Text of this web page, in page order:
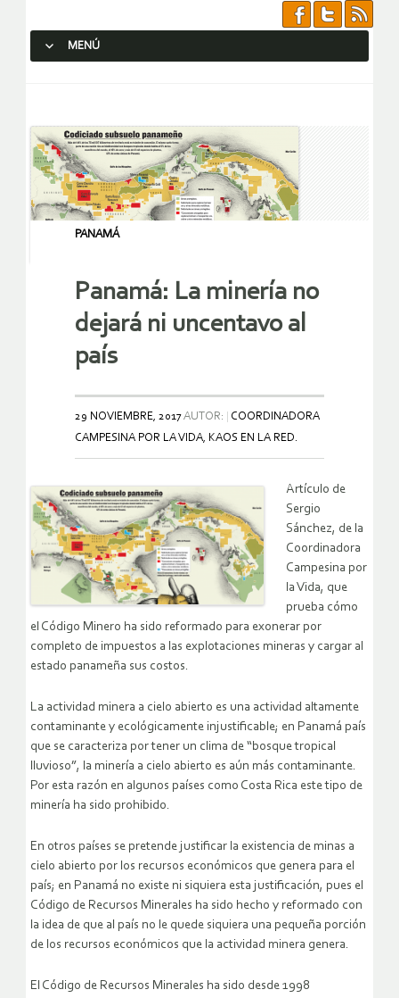
MENÚ
PANAMÁ
Panamá: La minería no
dejará ni uncentavo al
país
29 NOVIEMBRE, 2017AUTOR:
COORDINADORA
CAMPESINA POR LA VIDA, KAOS EN LA RED.
Artículo de
Sergio
Sánchez, de la
Coordinadora
Campesina por
la Vida, que
prueba cómo
el Código Minero ha sido reformado para exonerar por
completo de impuestos a las explotaciones mineras y cargar al
estado panameña sus costos.
La actividad minera a cielo abierto es una actividad altamente
contaminante y ecológicamente injustificable; en Panamá país
que se caracteriza por tener un clima de “bosque tropical
lluvioso”, la minería a cielo abierto es aún más contaminante.
Por esta razón en algunos países como Costa Rica este tipo de
minería ha sido prohibido.
En otros países se pretende justificar la existencia de minas a
cielo abierto por los recursos económicos que genera para el
país; en Panamá no existe ni siquiera esta justificación, pues el
Código de Recursos Minerales ha sido hecho y reformado con
la idea de que al país no le quede siquiera una pequeña porción
de los recursos económicos que la actividad minera genera.
El Código de Recursos Minerales ha sido desde 1998